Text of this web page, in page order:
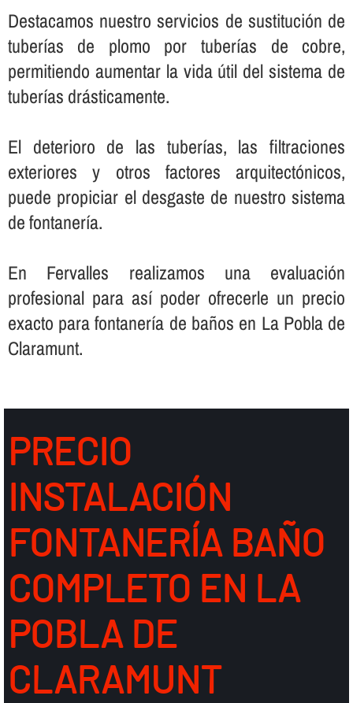
Destacamos nuestro servicios de sustitución de
tuberí­as de plomo por tuberí­as de cobre,
permitiendo aumentar la vida útil del sistema de
tuberí­as drásticamente.
El deterioro de las tuberí­as, las filtraciones
exteriores y otros factores arquitectónicos,
puede propiciar el desgaste de nuestro sistema
de fontanerí­a.
En Fervalles realizamos una evaluación
profesional para así­ poder ofrecerle un precio
exacto para fontanerí­a de baños en La Pobla de
Claramunt.
PRECIO
INSTALACIÓN
FONTANERÍ­A BAÑO
COMPLETO EN LA
POBLA DE
CLARAMUNT